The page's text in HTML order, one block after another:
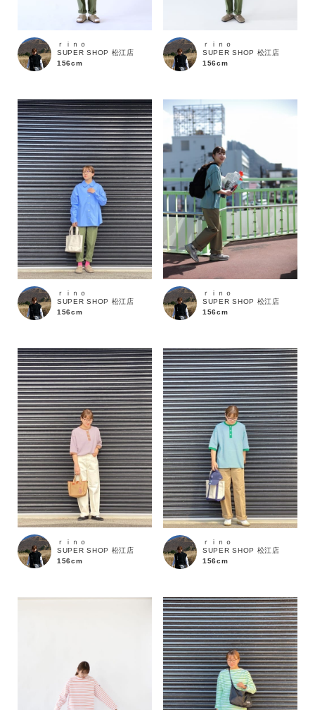
キーワード
性別
MENS LADIES
カテゴリ
サイズ
ブランド
ｒｉｎｏ
SUPER SHOP 松江店
156cm
ｒｉｎｏ
SUPER SHOP 松江店
156cm
ｒｉｎｏ
SUPER SHOP 松江店
156cm
ｒｉｎｏ
SUPER SHOP 松江店
156cm
ｒｉｎｏ
SUPER SHOP 松江店
156cm
ｒｉｎｏ
SUPER SHOP 松江店
156cm